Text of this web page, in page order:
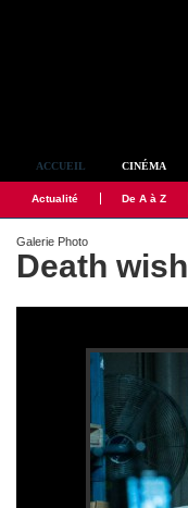
ACCUEIL CINÉMA
Actualité De A à Z
Galerie Photo
Death wish